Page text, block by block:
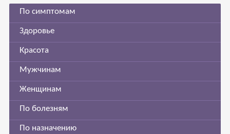
По симптомам
Здоровье
Красота
Мужчинам
Женщинам
По болезням
По назначению